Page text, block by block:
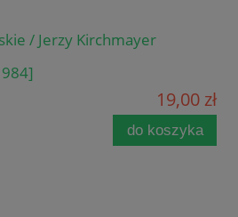
/ Jerzy Kirchmayer
19,00 zł
do koszyka